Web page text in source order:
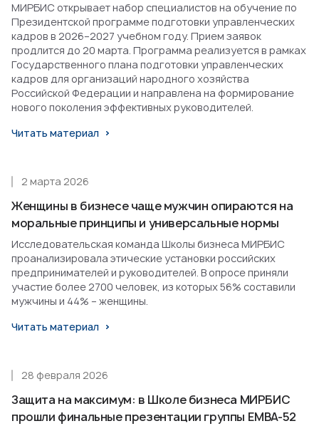
МИРБИС открывает набор специалистов на обучение по
Президентской программе подготовки управленческих
кадров в 2026–2027 учебном году. Прием заявок
продлится до 20 марта. Программа реализуется в рамках
Государственного плана подготовки управленческих
кадров для организаций народного хозяйства
Российской Федерации и направлена на формирование
нового поколения эффективных руководителей.
Читать материал
Женщины в бизнесе чаще мужчин опираются на
моральные принципы и универсальные нормы
2 марта 2026
Исследовательская команда Школы бизнеса МИРБИС
проанализировала этические установки российских
предпринимателей и руководителей. В опросе приняли
участие более 2700 человек, из которых 56% составили
мужчины и 44% – женщины.
Читать материал
Защита на максимум: в Школе бизнеса МИРБИС
прошли финальные презентации группы EMBA-52
28 февраля 2026